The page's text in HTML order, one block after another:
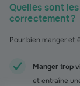
Quelles sont
correctement ?
Pour bien manger et
Manger trop
et entraîne